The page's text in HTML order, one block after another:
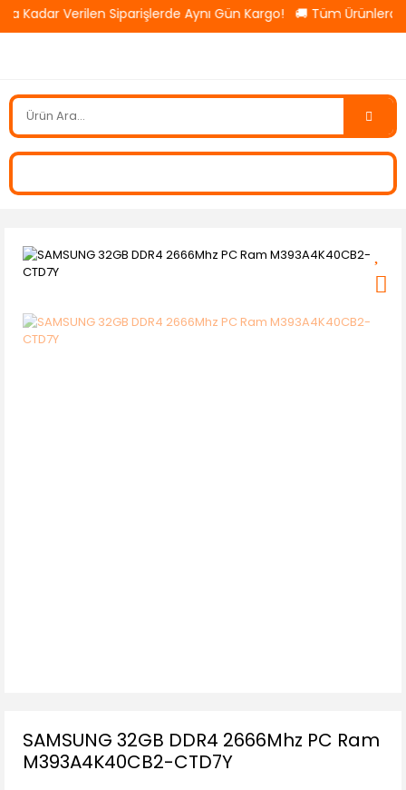
Kadar Verilen Siparişlerde Aynı Gün Kargo! 🚚 Tüm Ürünlerde
SAMSUNG 32GB DDR4 2666Mhz PC Ram
M393A4K40CB2-CTD7Y